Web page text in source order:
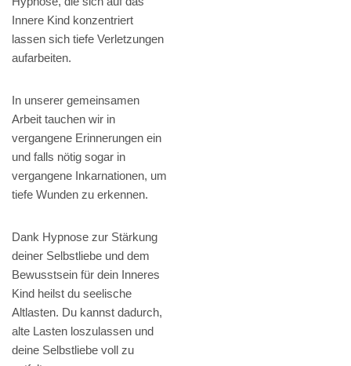
Innere Kind konzentriert
lassen sich tiefe Verletzungen
aufarbeiten.
In unserer gemeinsamen
Arbeit tauchen wir in
vergangene Erinnerungen ein
und falls nötig sogar in
vergangene Inkarnationen, um
tiefe Wunden zu erkennen.
Dank Hypnose zur Stärkung
deiner Selbstliebe und dem
Bewusstsein für dein Inneres
Kind heilst du seelische
Altlasten. Du kannst dadurch,
alte Lasten loszulassen und
deine Selbstliebe voll zu